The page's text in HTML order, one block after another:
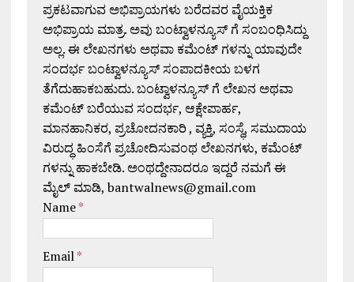
ಪ್ರಕಟವಾಗುವ ಅಭಿಪ್ರಾಯಗಳು ಬರೆದವರ ವೈಯಕ್ತಿಕ
ಅಭಿಪ್ರಾಯ ಮಾತ್ರ. ಅವು ಬಂಟ್ವಾಳನ್ಯೂಸ್ ಗೆ ಸಂಬಂಧಿಸಿದ್ದು
ಅಲ್ಲ. ಈ ಲೇಖನಗಳು ಅಥವಾ ಕಮೆಂಟ್ ಗಳನ್ನು ಯಾವುದೇ
ಸಂದರ್ಭ ಬಂಟ್ವಾಳನ್ಯೂಸ್ ಸಂಪಾದಕೀಯ ಬಳಗ
ತೆಗೆದುಹಾಕಬಹುದು. ಬಂಟ್ವಾಳನ್ಯೂಸ್ ಗೆ ಲೇಖನ ಅಥವಾ
ಕಮೆಂಟ್ ಬರೆಯುವ ಸಂದರ್ಭ, ಆಕ್ಷೇಪಾರ್ಹ,
ಮಾನಹಾನಿಕರ, ಪ್ರಚೋದನಕಾರಿ , ವ್ಯಕ್ತಿ, ಸಂಸ್ಥೆ, ಸಮುದಾಯ
ವಿರುದ್ಧ ಹಿಂಸೆಗೆ ಪ್ರಚೋದಿಸುವಂಥ ಲೇಖನಗಳು, ಕಮೆಂಟ್
ಗಳನ್ನು ಹಾಕಬೇಡಿ. ಅಂಥದ್ದೇನಾದರೂ ಇದ್ದರೆ ನಮಗೆ ಈ
ಮೈಲ್ ಮಾಡಿ, bantwalnews@gmail.com
Name*
Email*